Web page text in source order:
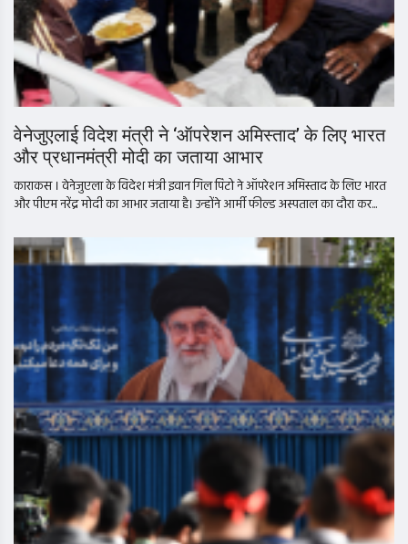
वेनेजुएलाई विदेश मंत्री ने ‘ऑपरेशन अमिस्ताद’ के लिए भारत
और प्रधानमंत्री मोदी का जताया आभार
काराकस । वेनेजुएला के विदेश मंत्री इवान गिल पिंटो ने ऑपरेशन अमिस्ताद के लिए भारत
और पीएम नरेंद्र मोदी का आभार जताया है। उन्होंने आर्मी फील्ड अस्पताल का दौरा कर...